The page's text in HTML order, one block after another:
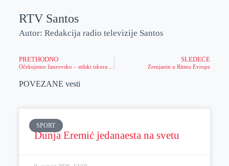
RTV Santos
Autor: Redakcija radio televizije Santos
PRETHODNO
Očekujemo žanrovsko – stilski iskorak u odnosu na dominantne repertoarske tokove
SLEDEĆE
Zrenjanin u Ritmu Evrope
POVEZANE vesti
SPORT
Dunja Eremić jedanaesta na svetu